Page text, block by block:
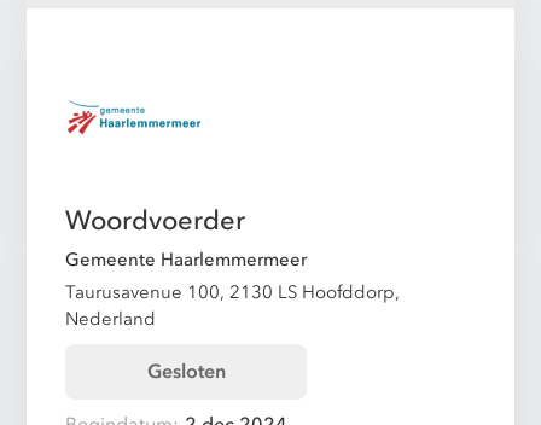
Woordvoerder
Gemeente Haarlemmermeer
Taurusavenue 100, 2130 LS Hoofddorp,
Nederland
Gesloten